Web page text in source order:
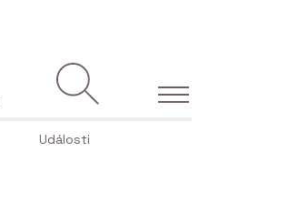
Události